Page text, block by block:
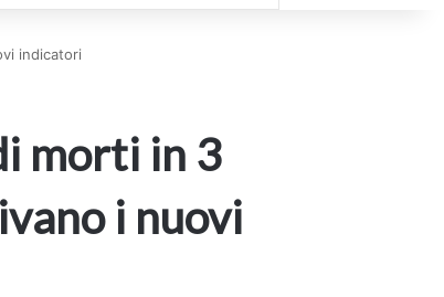
indicatori
morti in 3
i nuovi